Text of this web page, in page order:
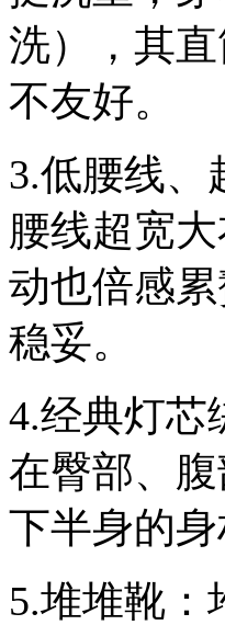
洗），其
不友好。
3.低腰线、
腰线超宽
动也倍感
稳妥。
4.经典灯芯
在臀部、
下半身的
5.堆堆靴：